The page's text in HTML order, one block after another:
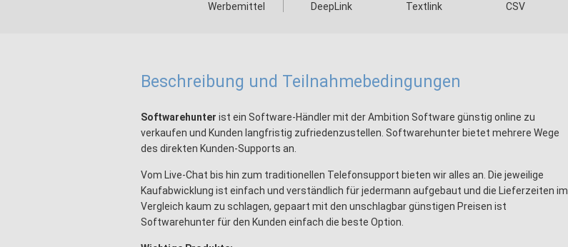
Werbemittel DeepLink Textlink CSV
Beschreibung und Teilnahmebedingungen
Softwarehunter ist ein Software-Händler mit der Ambition Software günstig online zu
verkaufen und Kunden langfristig zufriedenzustellen. Softwarehunter bietet mehrere Wege
des direkten Kunden-Supports an.
Vom Live-Chat bis hin zum traditionellen Telefonsupport bieten wir alles an. Die jeweilige
Kaufabwicklung ist einfach und verständlich für jedermann aufgebaut und die Lieferzeiten im
Vergleich kaum zu schlagen, gepaart mit den unschlagbar günstigen Preisen ist
Softwarehunter für den Kunden einfach die beste Option.